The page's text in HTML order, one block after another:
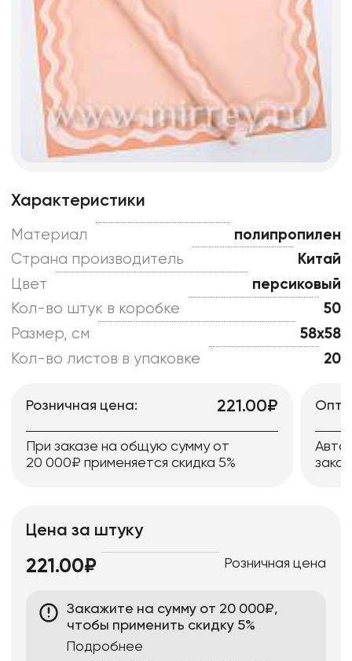
Характеристики
Материал
полипропилен
Страна производитель
Китай
Цвет
персиковый
Кол-во штук в коробке
50
Размер, см
58x58
Кол-во листов в упаковке
20
Розничная цена: 221.00₽
При заказе на общую сумму от
20 000₽ применяется скидка 5%
Цена за штуку
221.00₽ Розничная цена
Закажите на сумму от 20 000₽,
чтобы применить скидку 5%
Подробнее